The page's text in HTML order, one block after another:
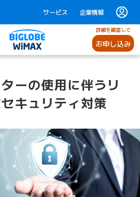
サービス 企業情報
詳細を確認して
お申し込み
ーの使用に伴うリ
キュリティ対策